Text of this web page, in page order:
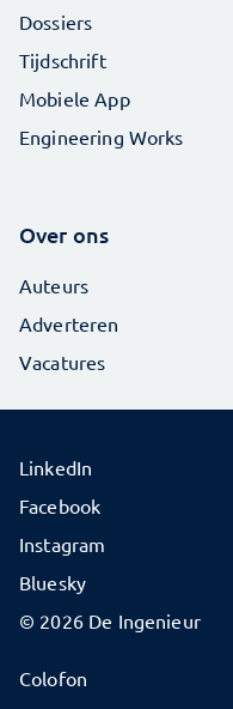
Dossiers
Tijdschrift
Mobiele App
Engineering Works
Over ons
Auteurs
Adverteren
Vacatures
© 2026 De Ingenieur
Colofon
LinkedIn
Facebook
Instagram
Bluesky